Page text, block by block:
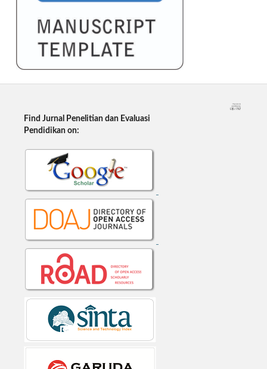
Find Jurnal Penelitian dan Evaluasi
Pendidikan on: